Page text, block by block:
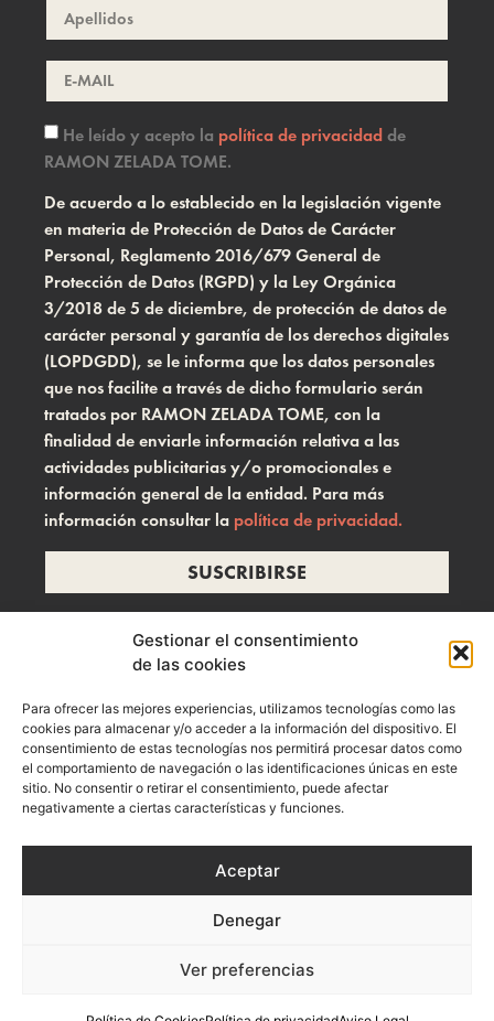
Gestionar el consentimiento
de las cookies
Para ofrecer las mejores experiencias, utilizamos tecnologías como las
cookies para almacenar y/o acceder a la información del dispositivo. El
consentimiento de estas tecnologías nos permitirá procesar datos como
el comportamiento de navegación o las identificaciones únicas en este
sitio. No consentir o retirar el consentimiento, puede afectar
negativamente a ciertas características y funciones.
Aceptar
Denegar
Ver preferencias
He leído y acepto la política de privacidadde
RAMON ZELADA TOME.
De acuerdo a lo establecido en la legislación vigente
en materia de Protección de Datos de Carácter
Personal, Reglamento 2016/679 General de
Protección de Datos (RGPD) y la Ley Orgánica
3/2018 de 5 de diciembre, de protección de datos de
carácter personal y garantía de los derechos digitales
(LOPDGDD), se le informa que los datos personales
que nos facilite a través de dicho formulario serán
tratados por RAMON ZELADA TOME, con la
finalidad de enviarle información relativa a las
actividades publicitarias y/o promocionales e
información general de la entidad. Para más
información consultar la política de privacidad.
SUSCRIBIRSE
info@ramonzelada.com
instagram